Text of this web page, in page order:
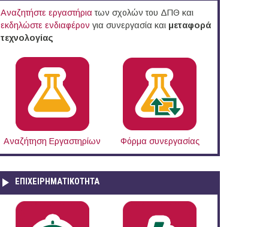
Αναζητήστε εργαστήρια των σχολών του ΔΠΘ και
εκδηλώστε ενδιαφέρον για συνεργασία και μεταφορά
τεχνολογίας
Αναζήτηση Εργαστηρίων Φόρμα συνεργασίας
ΕΠΙΧΕΙΡΗΜΑΤΙΚΟΤΗΤΑ